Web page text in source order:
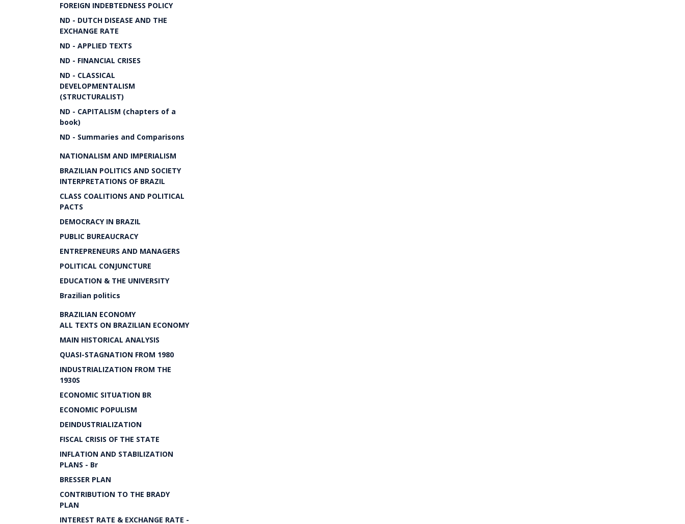
FOREIGN INDEBTEDNESS POLICY
ND - DUTCH DISEASE AND THE
EXCHANGE RATE
ND - APPLIED TEXTS
ND - FINANCIAL CRISES
ND - CLASSICAL
DEVELOPMENTALISM
(STRUCTURALIST)
ND - CAPITALISM (chapters of a
book)
ND - Summaries and Comparisons
NATIONALISM AND IMPERIALISM
BRAZILIAN POLITICS AND SOCIETY
INTERPRETATIONS OF BRAZIL
CLASS COALITIONS AND POLITICAL
PACTS
DEMOCRACY IN BRAZIL
PUBLIC BUREAUCRACY
ENTREPRENEURS AND MANAGERS
POLITICAL CONJUNCTURE
EDUCATION & THE UNIVERSITY
Brazilian politics
BRAZILIAN ECONOMY
ALL TEXTS ON BRAZILIAN ECONOMY
MAIN HISTORICAL ANALYSIS
QUASI-STAGNATION FROM 1980
INDUSTRIALIZATION FROM THE
1930S
ECONOMIC SITUATION BR
ECONOMIC POPULISM
DEINDUSTRIALIZATION
FISCAL CRISIS OF THE STATE
INFLATION AND STABILIZATION
PLANS - Br
BRESSER PLAN
CONTRIBUTION TO THE BRADY
PLAN
INTEREST RATE & EXCHANGE RATE -